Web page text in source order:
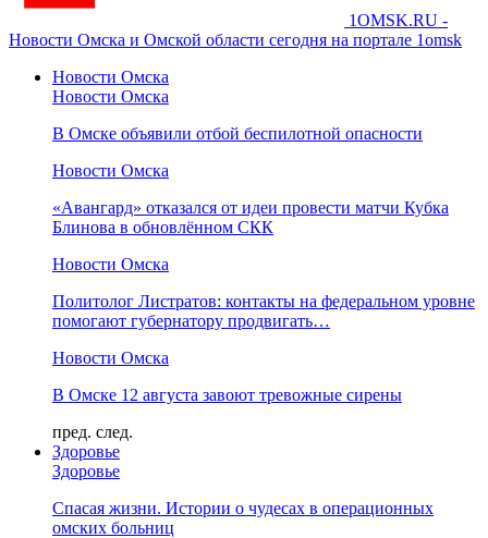
1OMSK.RU -
Новости Омска и Омской области сегодня на портале 1omsk
Новости Омска
Новости Омска
В Омске объявили отбой беспилотной опасности
Новости Омска
«Авангард» отказался от идеи провести матчи Кубка
Блинова в обновлённом СКК
Новости Омска
Политолог Листратов: контакты на федеральном уровне
помогают губернатору продвигать…
Новости Омска
В Омске 12 августа завоют тревожные сирены
пред. след.
Здоровье
Здоровье
Спасая жизни. Истории о чудесах в операционных
омских больниц